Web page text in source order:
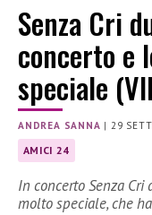
Senza Cri
concerto e
speciale
ANDREA SANNA | 29
AMICI 24
In concerto Senza
molto speciale, che